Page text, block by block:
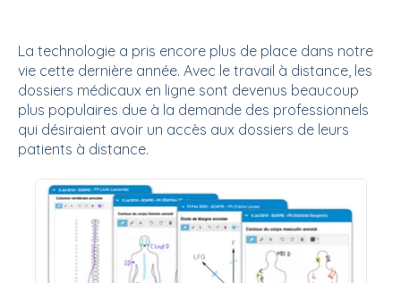
La technologie a pris encore plus de place dans notre
vie cette dernière année. Avec le travail à distance, les
dossiers médicaux en ligne sont devenus beaucoup
plus populaires due à la demande des professionnels
qui désiraient avoir un accès aux dossiers de leurs
patients à distance.